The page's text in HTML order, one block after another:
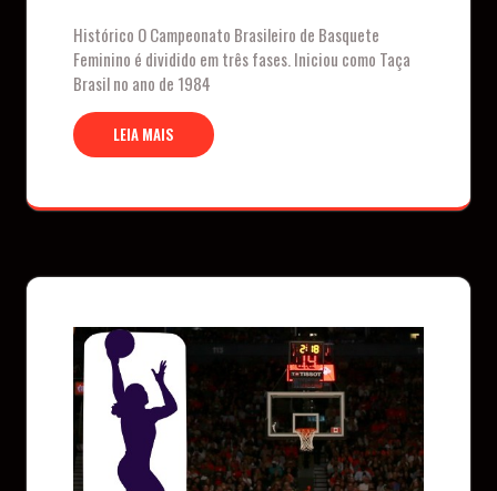
Histórico O Campeonato Brasileiro de Basquete
Feminino é dividido em três fases. Iniciou como Taça
Brasil no ano de 1984
LEIA MAIS